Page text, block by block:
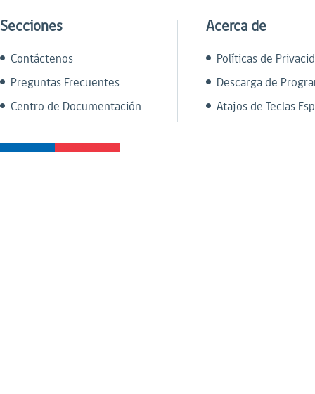
Secciones
Contáctenos
Preguntas Frecuentes
Centro de Documentación
Acerca de
Políticas de
Descarga de
Atajos de Teclas